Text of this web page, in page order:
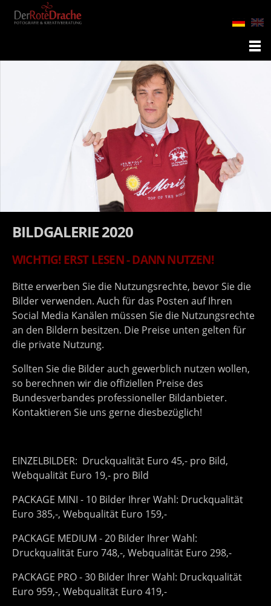
BILDGALERIE 2020
WICHTIG! ERST LESEN - DANN NUTZEN!
Bitte erwerben Sie die Nutzungsrechte, bevor Sie die
Bilder verwenden. Auch für das Posten auf Ihren
Social Media Kanälen müssen Sie die Nutzungsrechte
an den Bildern besitzen. Die Preise unten gelten für
die private Nutzung.
Sollten Sie die Bilder auch gewerblich nutzen wollen,
so berechnen wir die offiziellen Preise des
Bundesverbandes professioneller Bildanbieter.
Kontaktieren Sie uns gerne diesbezüglich!
EINZELBILDER: Druckqualität Euro 45,- pro Bild,
Webqualität Euro 19,- pro Bild
PACKAGE MINI - 10 Bilder Ihrer Wahl: Druckqualität
Euro 385,-, Webqualität Euro 159,-
PACKAGE MEDIUM - 20 Bilder Ihrer Wahl:
Druckqualität Euro 748,-, Webqualität Euro 298,-
PACKAGE PRO - 30 Bilder Ihrer Wahl: Druckqualität
Euro 959,-, Webqualität Euro 419,-